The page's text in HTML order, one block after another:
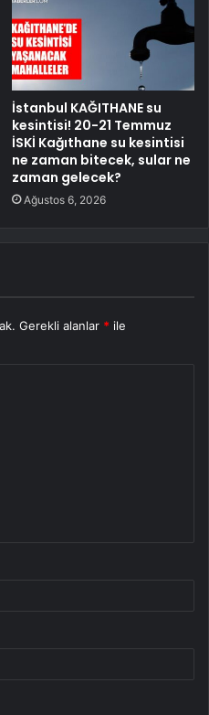
İstanbul KAĞITHANE su
kesintisi! 20-21 Temmuz
İSKİ Kağıthane su kesintisi
ne zaman bitecek, sular ne
zaman gelecek?
Ağustos 6, 2026
Gerekli alanlar * ile